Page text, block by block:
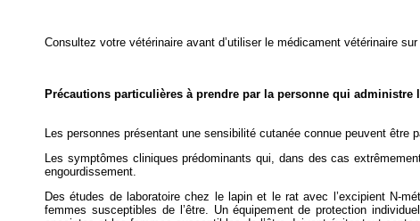
Consultez votre vétérinaire avant d’utiliser le médicament vétérinaire
Précautions particulières à prendre par la personne qui administre
Les personnes présentant une sensibilité cutanée connue peuvent
Les symptômes cliniques prédominants qui, dans des cas
engourdissement.
Des études de laboratoire chez le lapin et le rat avec l’excipient N-
femmes susceptibles de l’être. Un équipement de protection